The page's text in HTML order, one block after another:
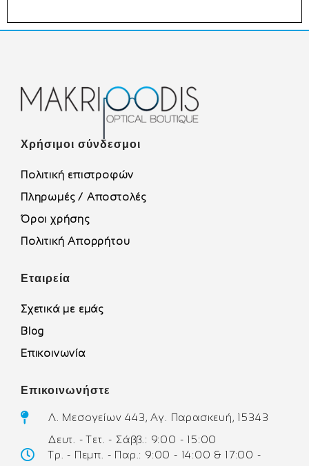
Χρήσιμοι σύνδεσμοι
Πολιτική επιστροφών
Πληρωμές / Αποστολές
Όροι χρήσης
Πολιτική Απορρήτου
Εταιρεία
Σχετικά με εμάς
Blog
Επικοινωνία
Επικοινωνήστε
Λ. Μεσογείων 443, Αγ. Παρασκευή, 15343
Δευτ. - Τετ. - Σάββ.: 9:00 - 15:00
Τρ. - Πεμπ. - Παρ.: 9:00 - 14:00 & 17:00 -